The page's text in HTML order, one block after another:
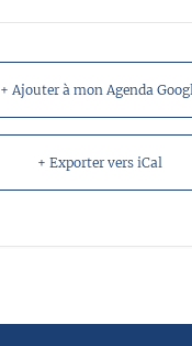
+ Ajouter à mon Agenda
+ Exporter vers iCal